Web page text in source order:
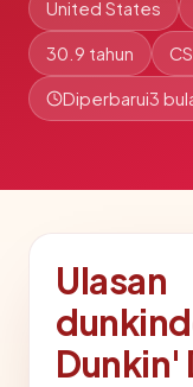
United States
30.9 tahun
Diperbarui3
Ulasan
Dunkin'